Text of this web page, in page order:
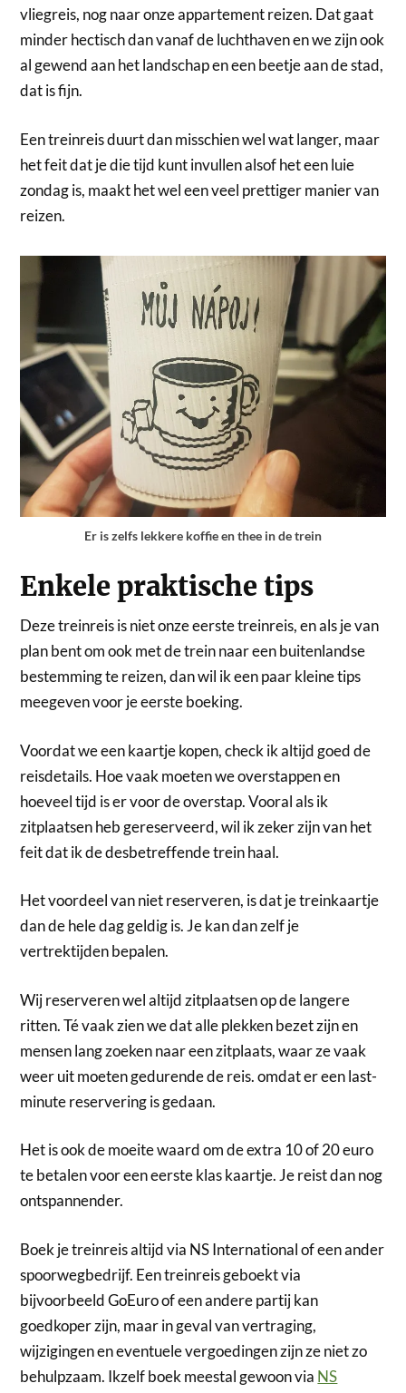
vliegreis, nog naar onze appartement reizen. Dat gaat
minder hectisch dan vanaf de luchthaven en we zijn ook
al gewend aan het landschap en een beetje aan de stad,
dat is fijn.
Een treinreis duurt dan misschien wel wat langer, maar
het feit dat je die tijd kunt invullen alsof het een luie
zondag is, maakt het wel een veel prettiger manier van
reizen.
Er is zelfs lekkere koffie en thee in de trein
Enkele praktische tips
Deze treinreis is niet onze eerste treinreis, en als je van
plan bent om ook met de trein naar een buitenlandse
bestemming te reizen, dan wil ik een paar kleine tips
meegeven voor je eerste boeking.
Voordat we een kaartje kopen, check ik altijd goed de
reisdetails. Hoe vaak moeten we overstappen en
hoeveel tijd is er voor de overstap. Vooral als ik
zitplaatsen heb gereserveerd, wil ik zeker zijn van het
feit dat ik de desbetreffende trein haal.
Het voordeel van niet reserveren, is dat je treinkaartje
dan de hele dag geldig is. Je kan dan zelf je
vertrektijden bepalen.
Wij reserveren wel altijd zitplaatsen op de langere
ritten. Té vaak zien we dat alle plekken bezet zijn en
mensen lang zoeken naar een zitplaats, waar ze vaak
weer uit moeten gedurende de reis. omdat er een last-
minute reservering is gedaan.
Het is ook de moeite waard om de extra 10 of 20 euro
te betalen voor een eerste klas kaartje. Je reist dan nog
ontspannender.
Boek je treinreis altijd via NS International of een ander
spoorwegbedrijf. Een treinreis geboekt via
bijvoorbeeld GoEuro of een andere partij kan
goedkoper zijn, maar in geval van vertraging,
wijzigingen en eventuele vergoedingen zijn ze niet zo
behulpzaam. Ikzelf boek meestal gewoon via NS